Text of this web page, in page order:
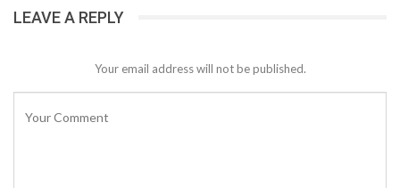
LEAVE A REPLY
Your email address will not be published.